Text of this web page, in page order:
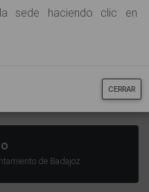
de Badajoz
sede haciendo clic en
CERRAR